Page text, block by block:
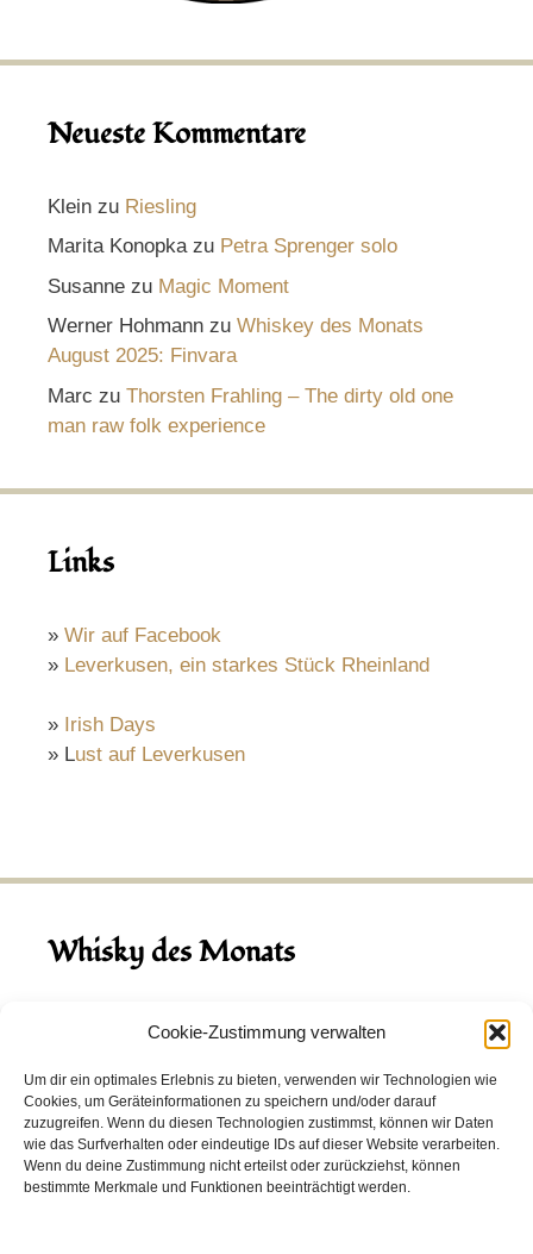
Cookie-Zustimmung verwalten
Um dir ein optimales Erlebnis zu bieten, verwenden wir Technologien wie
Cookies, um Geräteinformationen zu speichern und/oder darauf
zuzugreifen. Wenn du diesen Technologien zustimmst, können wir Daten
wie das Surfverhalten oder eindeutige IDs auf dieser Website verarbeiten.
Wenn du deine Zustimmung nicht erteilst oder zurückziehst, können
bestimmte Merkmale und Funktionen beeinträchtigt werden.
Neueste Kommentare
Klein zu Riesling
Marita Konopkazu Petra Sprenger solo
Susanne zu Magic Moment
Werner Hohmann zu Whiskey des Monats
August 2025: Finvara
Marc zu Thorsten Frahling – The dirty old one
man raw folk experience
Links
» Wir auf Facebook
» Leverkusen, ein starkes Stück Rheinland
» Irish Days
» Lust auf Leverkusen
Whisky des Monats
August 2026
Hinch Double Wood
Destillerie:Hinch(Irland)
Single Malt, 43.0%
Peated: Nein